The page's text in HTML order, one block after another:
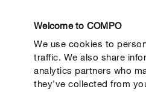
Welcome to COMPO
We use cookies to
traffic. We also share
analytics partners who
they’ve collected from
全部产品